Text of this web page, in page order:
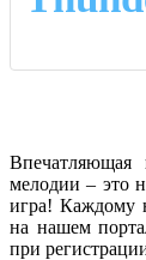
Впечатляющая
мелодии – это
игра! Каждому
на нашем
при